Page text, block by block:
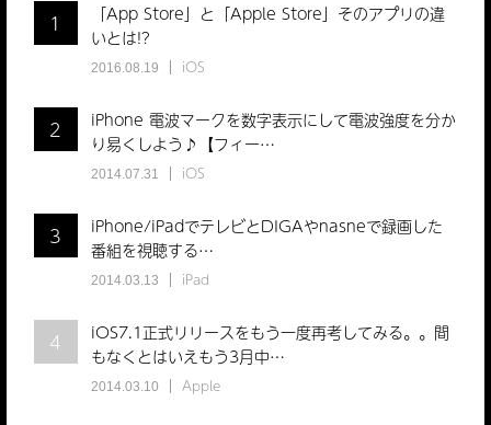
1
「App Store」と「Apple Store」そのアプリの違
いとは!?
2016.08.19 iOS
2
iPhone 電波マークを数字表示にして電波強度を分か
り易くしよう♪【フィー…
2014.07.31 iOS
3
iPhone/iPadでテレビとDIGAやnasneで録画した
番組を視聴する…
2014.03.13 iPad
4
iOS7.1正式リリースをもう一度再考してみる。。間
もなくとはいえもう3月中…
2014.03.10 Apple